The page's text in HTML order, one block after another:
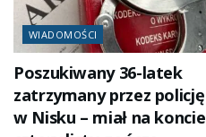
WIADOMOŚCI
Poszukiwany 36-latek
zatrzymany przez policję
w Nisku – miał na koncie